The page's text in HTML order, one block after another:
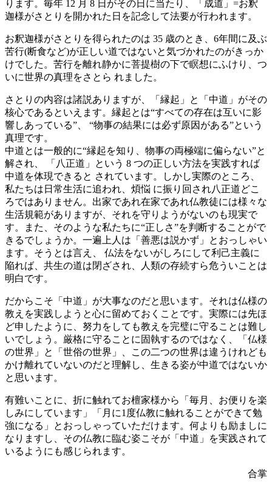
ります。毎年 12 月 8 日がその日に当たり、「成道」=お釈
迦様がさとりを開かれた日を記念して法要が行われます。
お釈迦様がさとりを得られたのは 35 歳のとき、6年間に及ぶ
苦行(断食など)が正しい道ではないと気づかれたのがきっか
けでした。苦行を離れ静かに菩提樹の下で瞑想にふけり、つ
いに世界の真理をさとら れました。
さとりの内容は諸説ありますが、「縁起」と「中道」がその
核心であるといえます。縁起とは“すべての存在は互いに影
響しあっている”、 “物事の結果には必ず原因がある”という
真理です。
中道とは一般的に“縁起を知り、物事の両極端に偏らない”と
解され、 「八正道」という 8 つの正しい方法を実践すれば
中道を体現できると されています。しかし実際のところ、
私たちは日常生活に追われ、煩悩 に振り回され八正道どこ
ろではありません。出家であれ在家であれ仏教徒には様々な
生活規範がありますが、それを守りようがないのも現実で
す。また、そのような私たちに“正しさ”を判断することがで
きるでしょうか。一遍上人は「善悪は説かず」とおっしゃい
ます。そうとは言え、 仏法をないがしろにして利己主義に
陥れば、共生の道は閉ざされ、人類の存続すら危ういことは
明白です。
だからこそ「中道」が大事なのだと思います。それは仏様の
教えを実践しようと心に留めておくことです。実際には先ほ
ど申したように、努力をしても教えを完璧に守ることは難し
いでしょう。厳格に守ることに固執するのではなく、「仏様
の世界」と「世俗の世界」、この二つの世界は違うけれども
かけ離れていないのだと理解し、生きる姿が中道ではないか
と思います。
有難いことに、折に触れてお檀家様から「毎月、お便りを楽
しみにしています」「月に1度仏教に触れることができて勉
強になる」とおっしゃっていただけます。何よりも励ましに
なりますし、その仏教に臨む姿こそが「中道」を実践されて
いるようにも感じられます。
合掌